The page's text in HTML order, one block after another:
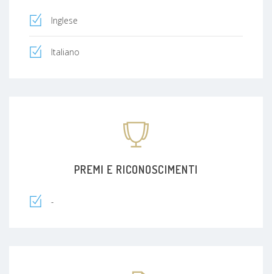
Inglese
Italiano
PREMI E RICONOSCIMENTI
-